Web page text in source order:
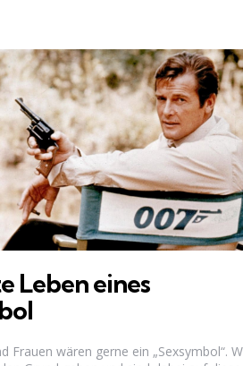
Leben eines
Frauen wären gerne ein „Sexsymbol“.